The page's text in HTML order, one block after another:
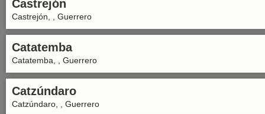
Castrejón
Castrejón, , Guerrero
Catatemba
Catatemba, , Guerrero
Catzúndaro
Catzúndaro, , Guerrero